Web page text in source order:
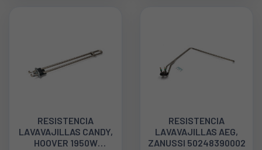
RESISTENCIA
LAVAVAJILLAS CANDY,
HOOVER 1950W
RESISTENCIA
LAVAVAJILLAS AEG,
ZANUSSI 50248390002